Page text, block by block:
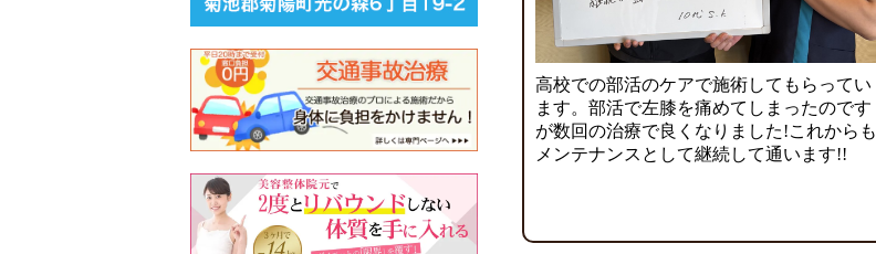
高校での部活のケアで施術してもらってい
ます。部活で左膝を痛めてしまったのです
が数回の治療で良くなりました!これからも
メンテナンスとして継続して通います!!